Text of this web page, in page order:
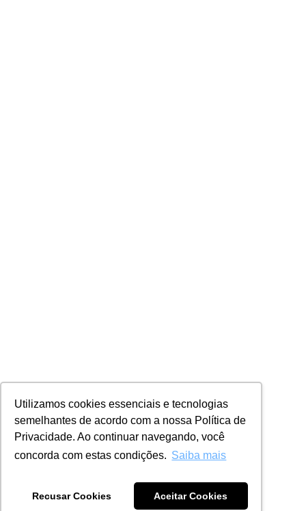
Utilizamos cookies essenciais e tecnologias
semelhantes de acordo com a nossa Política de
Privacidade. Ao continuar navegando, você
concorda com estas condições. Saiba mais
Recusar Cookies Aceitar Cookies